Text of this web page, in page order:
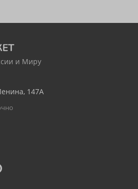
и Миру
147А